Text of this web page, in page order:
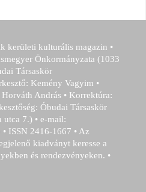
kerületi kulturális magazin •
Önkormányzata (1033
Társaskör
Kemény Vagyim •
András • Korrektúra:
Óbudai Társaskör
7.) • e-mail:
ISSN 2416-1667 • Az
kiadványt keresse a
és rendezvényeken. •